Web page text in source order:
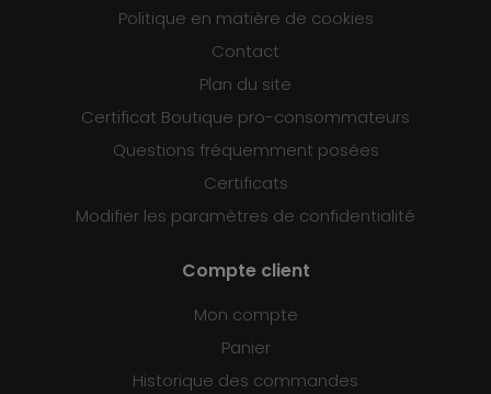
Politique en matière de cookies
Contact
Plan du site
Certificat Boutique pro-consommateurs
Questions fréquemment posées
Certificats
Modifier les paramètres de confidentialité
Compte client
Mon compte
Panier
Historique des commandes